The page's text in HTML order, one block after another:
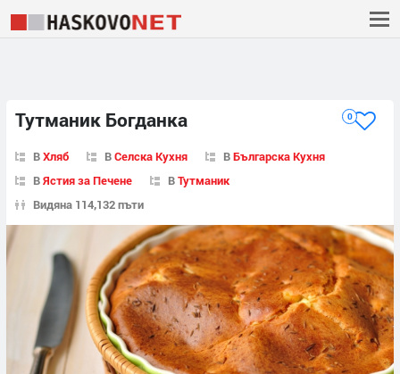
Тутманик Богданка 0
ВХляб ВСелска Кухня ВБългарска Кухня
ВЯстия за Печене ВТутманик
Видяна 114,132 пъти